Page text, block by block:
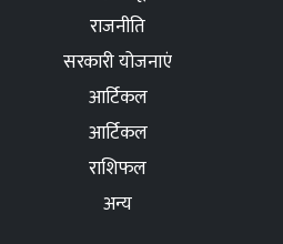
राजनीति
सरकारी योजनाएं
आर्टिकल
आर्टिकल
राशिफल
अन्य